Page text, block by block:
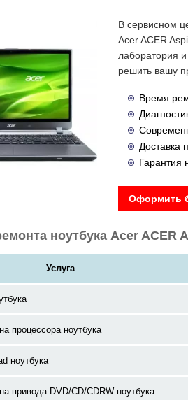
В сервисном
Acer ACER
лаборатория
решить вашу
Время
Доставка
Гарантия
Оформить
ноутбука Acer ACER
Услуга
процессора ноутбука
ноутбука
привода DVD/CD/CDRW ноутбука